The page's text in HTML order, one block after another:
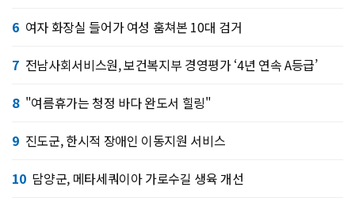
6 여자 화장실 들어가 여성 훔쳐본 10대 검거
7 전남사회서비스원, 보건복지부 경영평가 ‘4년 연속 A등급’
8 "여름휴가는 청정 바다 완도서 힐링"
9 진도군, 한시적 장애인 이동지원 서비스
10 담양군, 메타세쿼이아 가로수길 생육 개선